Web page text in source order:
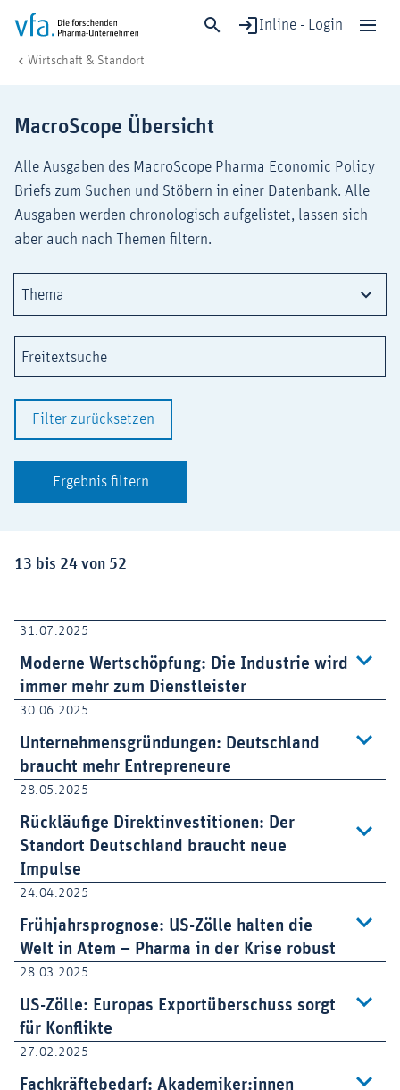
Inline - Login
Forschung & Entwicklung
Wirtschaft & Standort
Digitalisierung & KI
Verband & Mitglieder
Mitglied werden!
Wirtschaft & Standort
MacroScope Übersicht
Alle Ausgaben des MacroScope Pharma Economic Policy
Briefs zum Suchen und Stöbern in einer Datenbank. Alle
Ausgaben werden chronologisch aufgelistet, lassen sich
aber auch nach Themen filtern.
Thema
Freitextsuche
Filter zurücksetzen
Ergebnis filtern
Ergebnisse:
13 bis 24 von 52
31.07.2025
Moderne Wertschöpfung: Die Industrie wird
immer mehr zum Dienstleister
30.06.2025
Unternehmensgründungen: Deutschland
braucht mehr Entrepreneure
28.05.2025
Rückläufige Direktinvestitionen: Der
Standort Deutschland braucht neue
Impulse
24.04.2025
Frühjahrsprognose: US-Zölle halten die
Welt in Atem – Pharma in der Krise robust
28.03.2025
US-Zölle: Europas Exportüberschuss sorgt
für Konflikte
27.02.2025
Fachkräftebedarf: Akademiker:innen